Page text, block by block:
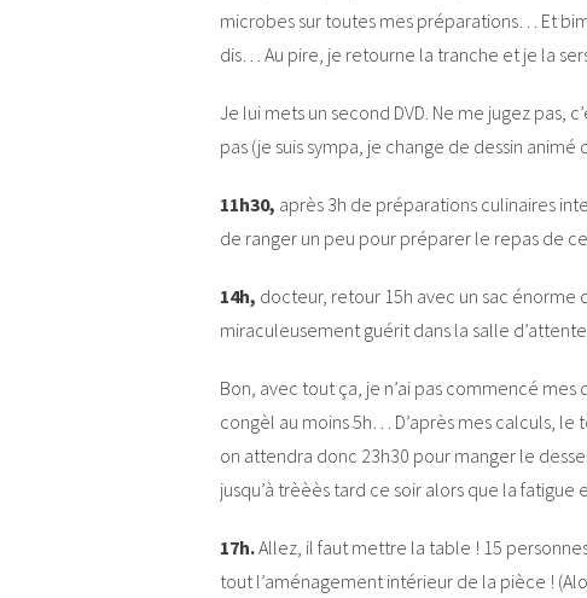
microbes sur toutes mes préparations… Et
dis… Au pire, je retourne la tranche et je la
Je lui mets un second DVD. Ne me jugez pas,
pas (je suis sympa, je change de dessin animé
11h30, après 3h de préparations culinaires
de ranger un peu pour préparer le repas de
14h, docteur, retour 15h avec un sac
miraculeusement guérit dans la salle d’attente
Bon, avec tout ça, je n’ai pas commencé
congèl au moins 5h… D’après mes calculs, le
on attendra donc 23h30 pour manger le
jusqu’à trèèès tard ce soir alors que la
17h.Allez, il faut mettre la table ! 15
tout l’aménagement intérieur de la pièce !